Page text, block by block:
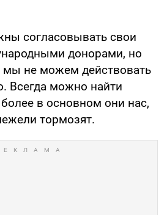
согласовывать свои
донорами, но
мы не можем действовать
Всегда можно найти
в основном они нас,
тормозят.